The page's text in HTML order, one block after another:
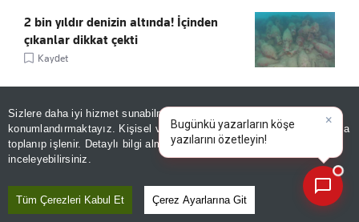
Sizlere daha iyi hizmet sunabilmek adına sitemizde
konumlandırmaktayız. Kişisel verileriniz, KVKK ve GDPR kapsamında
toplanıp işlenir. Detaylı bilgi almak içinAydınlatma Metnimizi
inceleyebilirsiniz.
Tüm Çerezleri Kabul Et Çerez Ayarlarına Git
2 bin yıldır denizin altında! İçinden
çıkanlar dikkat çekti
Kaydet
Camide kilitli kaldı, taş atarak yardım
istedi
Kaydet
Eski hocasından dikkat çeken sözler:
Tam bir katil
Bugünkü yazarların